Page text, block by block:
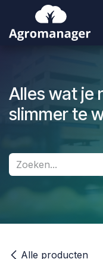
Overslaan naar inhoud
Alles wat je
slimmer te
Alle producten